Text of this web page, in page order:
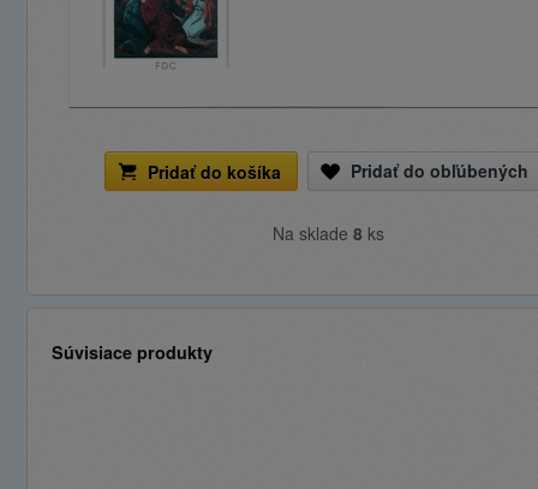
Pridať do košíka Pridať do obľúbených
Na sklade 8 ks
Súvisiace produkty